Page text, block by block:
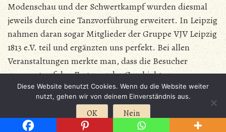
Modenschau und der Schwertkampf wurden diesmal
jeweils durch eine Tanzvorführung erweitert. In Leipzig
nahmen daran sogar Mitglieder der Gruppe VJV Leipzig
1813 e.V. teil und ergänzten uns perfekt. Bei allen
Veranstaltungen merkte man, dass die Besucher
gespannt auf den Fortgang der Geschichte waren.
Anschließend an jede Veranstaltung beantworten wir
die Fragen der Besucher.
Diese Website benutzt Cookies. Wenn du die Website weiter
nutzt, gehen wir von deinem Einverständnis aus.
OK Nein